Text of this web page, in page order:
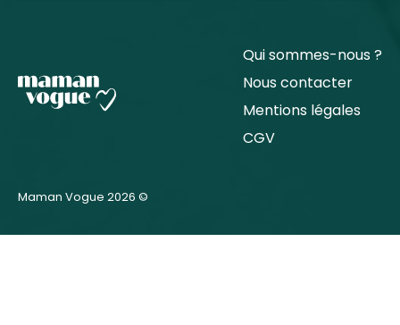
Qui sommes-nous ?
Nous contacter
Mentions légales
CGV
Maman Vogue 2026 ©